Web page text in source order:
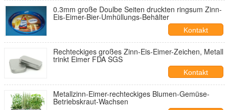
0.3mm große Doulbe Seiten druckten ringsum Zinn-
Eis-Eimer-Bier-Umhüllungs-Behälter
Kontakt
Rechteckiges großes Zinn-Eis-Eimer-Zeichen, Metall
trinkt Eimer FDA SGS
Kontakt
Metallzinn-Eimer-rechteckiges Blumen-Gemüse-
Betriebskraut-Wachsen